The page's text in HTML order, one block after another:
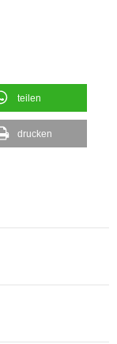
teilen
drucken